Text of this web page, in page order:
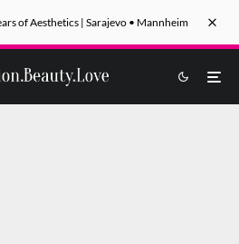
of Aesthetics | Sarajevo • Mannheim